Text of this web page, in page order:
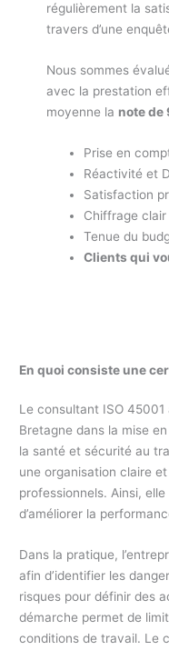
régulièrement la
travers d’une
Nous sommes
avec la prestation
moyenne la note de
Prise en
Réactivité et
Satisfaction
Chiffrage
Tenue du
Clients qui
En quoi consiste une
Le consultant ISO
Bretagne dans la mise
la santé et sécurité au
une organisation claire
professionnels. Ainsi,
d’améliorer la
Dans la pratique,
afin d’identifier les
risques pour définir des
démarche permet de
conditions de travail. Le